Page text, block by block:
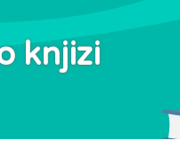
knjizi